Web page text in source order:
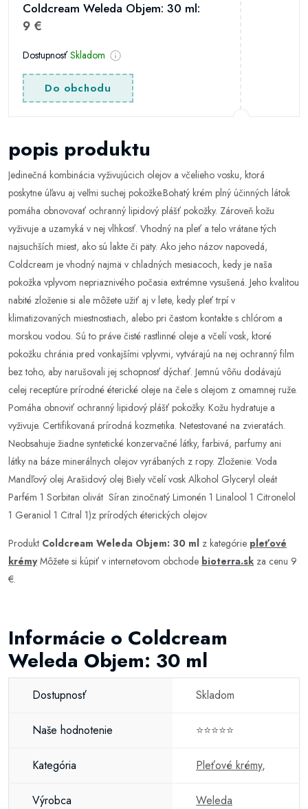
Coldcream Weleda Objem: 30 ml:
9 €
Dostupnosť Skladom
Do obchodu
popis produktu
Jedinečná kombinácia vyživujúcich olejov a včelieho vosku, ktorá
poskytne úľavu aj veľmi suchej pokožke.Bohatý krém plný účinných látok
pomáha obnovovať ochranný lipidový plášť pokožky. Zároveň kožu
vyživuje a uzamyká v nej vlhkosť. Vhodný na pleť a telo vrátane tých
najsuchších miest, ako sú lakte či päty. Ako jeho názov napovedá,
Coldcream je vhodný najmä v chladných mesiacoch, kedy je naša
pokožka vplyvom nepriaznivého počasia extrémne vysušená. Jeho kvalitou
nabité zloženie si ale môžete užiť aj v lete, kedy pleť trpí v
klimatizovaných miestnostiach, alebo pri častom kontakte s chlórom a
morskou vodou. Sú to práve čisté rastlinné oleje a včelí vosk, ktoré
pokožku chránia pred vonkajšími vplyvmi, vytvárajú na nej ochranný film
bez toho, aby narušovali jej schopnosť dýchať. Jemnú vôňu dodávajú
celej receptúre prírodné éterické oleje na čele s olejom z omamnej ruže.
Pomáha obnoviť ochranný lipidový plášť pokožky. Kožu hydratuje a
vyživuje. Certifikovaná prírodná kozmetika. Netestované na zvieratách.
Neobsahuje žiadne syntetické konzervačné látky, farbivá, parfumy ani
látky na báze minerálnych olejov vyrábaných z ropy. Zloženie: Voda
Mandľový olej Arašidový olej Biely včelí vosk Alkohol Glyceryl oleát
Parfém 1 Sorbitan olivát Síran zinočnatý Limonén 1 Linalool 1 Citronelol
1 Geraniol 1 Citral 1)z prírodých éterických olejov
Produkt Coldcream Weleda Objem: 30 ml z kategórie pleťové
krémyMôžete si kúpiť v internetovom obchode bioterra.sk za cenu 9
€.
Informácie o Coldcream
Weleda Objem: 30 ml
Dostupnosť Skladom
Naše hodnotenie ⭐⭐⭐⭐⭐
Kategória Pleťové krémy,
Výrobca Weleda